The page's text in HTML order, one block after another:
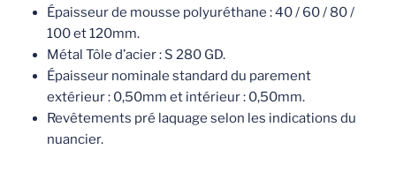
Épaisseur de mousse polyuréthane : 40 / 60 / 80 /
100 et 120mm.
Métal Tôle d’acier : S 280 GD.
Épaisseur nominale standard du parement
extérieur : 0,50mm et intérieur : 0,50mm.
Revêtements pré laquage selon les indications du
nuancier.